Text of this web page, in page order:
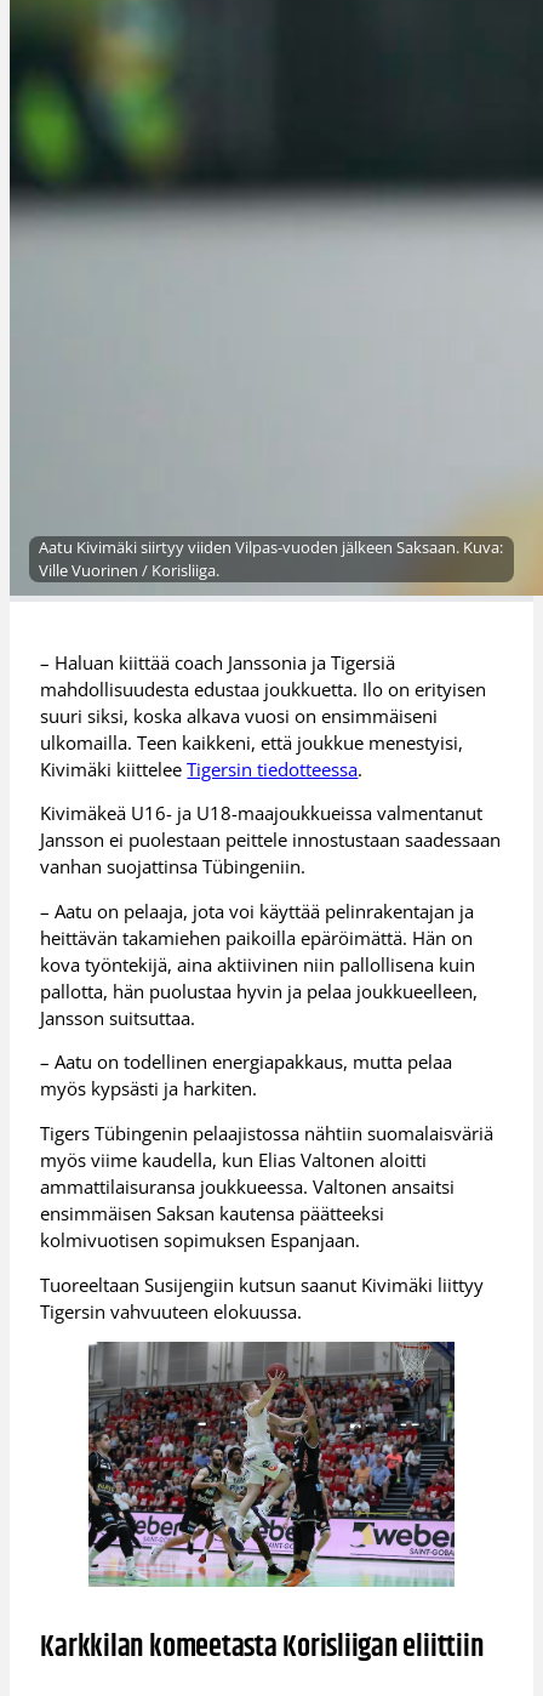
Aatu Kivimäki siirtyy viiden Vilpas-vuoden jälkeen Saksaan. Kuva:
Ville Vuorinen / Korisliiga.
– Haluan kiittää coach Janssonia ja Tigersiä
mahdollisuudesta edustaa joukkuetta. Ilo on erityisen
suuri siksi, koska alkava vuosi on ensimmäiseni
ulkomailla. Teen kaikkeni, että joukkue menestyisi,
Kivimäki kiitteleeTigersin tiedotteessa.
Kivimäkeä U16- ja U18-maajoukkueissa valmentanut
Jansson ei puolestaan peittele innostustaan saadessaan
vanhan suojattinsa Tübingeniin.
– Aatu on pelaaja, jota voi käyttää pelinrakentajan ja
heittävän takamiehen paikoilla epäröimättä. Hän on
kova työntekijä, aina aktiivinen niin pallollisena kuin
pallotta, hän puolustaa hyvin ja pelaa joukkueelleen,
Jansson suitsuttaa.
– Aatu on todellinen energiapakkaus, mutta pelaa
myös kypsästi ja harkiten.
Tigers Tübingenin pelaajistossa nähtiin suomalaisväriä
myös viime kaudella, kun Elias Valtonen aloitti
ammattilaisuransa joukkueessa. Valtonen ansaitsi
ensimmäisen Saksan kautensa päätteeksi
kolmivuotisen sopimuksen Espanjaan.
Tuoreeltaan Susijengiin kutsun saanut Kivimäki liittyy
Tigersin vahvuuteen elokuussa.
Karkkilan komeetasta Korisliigan eliittiin